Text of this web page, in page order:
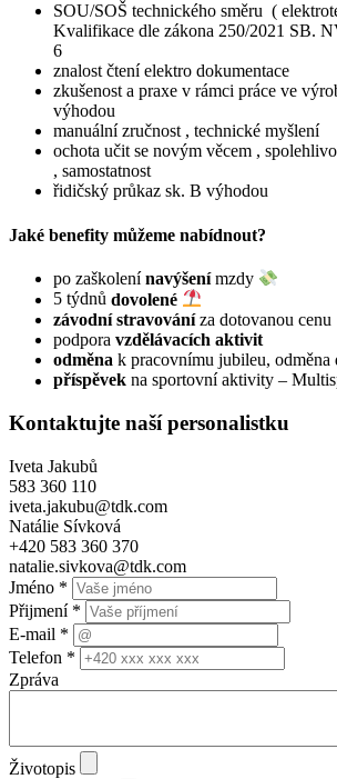
SOU/SOŠ technického směru (
Kvalifikace dle zákona 250/2021 SB.
6
znalost čtení elektro dokumentace
zkušenost a praxe v rámci práce ve
výhodou
manuální zručnost , technické myšlení
ochota učit se novým věcem ,
, samostatnost
řidičský průkaz sk. B výhodou
Jaké benefity můžeme nabídnout?
po zaškolenínavýšenímzdy
5 týdnů dovolené
závodní stravováníza dotovanou cenu
podpora vzdělávacích aktivit
odměna k pracovnímu jubileu, odměna
příspěvek na sportovní aktivity –
Kontaktujte naší personalistku
Iveta Jakubů
583 360 110
iveta.jakubu@tdk.com
Natálie Sívková
+420 583 360 370
natalie.sivkova@tdk.com
Jméno *
Přijmení *
E-mail *
Telefon *
Zpráva
Životopis